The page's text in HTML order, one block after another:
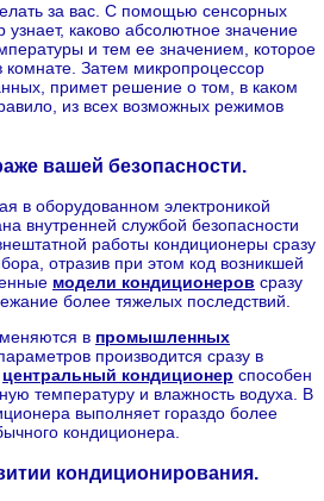
за вас. С помощью сенсорных
каково абсолютное значение
и тем ее значением, которое
Затем микропроцессор
примет решение о том, в каком
из всех возможных режимов
вашей безопасности.
в оборудованном электроникой
внутренней службой безопасности
работы кондиционеры сразу
отразив при этом код возникшей
модели кондиционеров сразу
более тяжелых последствий.
в промышленных
производится сразу в
центральный кондиционер способен
температуру и влажность водуха. В
выполняет гораздо более
кондиционера.
кондиционирования.